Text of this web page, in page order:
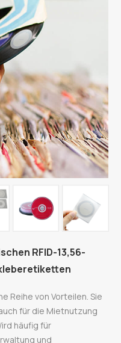
RFID-13,56-
Reihe von Vorteilen. Sie
für die Mietnutzung
häufig für
und